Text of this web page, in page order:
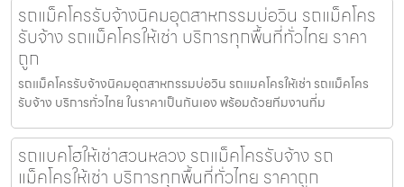
รถแม็คโครรับจ้างนิคมอุตสาหกรรมบ่อวิน รถแม็คโคร
รับจ้าง รถแม็คโครให้เช่า บริการทุกพื้นที่ทั่วไทย ราคา
ถูก
รถแม็คโครรับจ้างนิคมอุตสาหกรรมบ่อวิน รถแมคโครให้เช่า รถแม็คโคร
รับจ้าง บริการทั่วไทย ในราคาเป็นกันเอง พร้อมด้วยทีมงานที่ม
รถแบคโฮให้เช่าสวนหลวง รถแม็คโครรับจ้าง รถ
แม็คโครให้เช่า บริการทุกพื้นที่ทั่วไทย ราคาถูก